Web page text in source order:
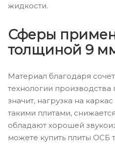
жидкости.
Сферы
толщиной 9
Материал благодаря
технологии производства
значит, нагрузка на
такими плитами,
обладают хорошей
можете купить плиты ОСБ